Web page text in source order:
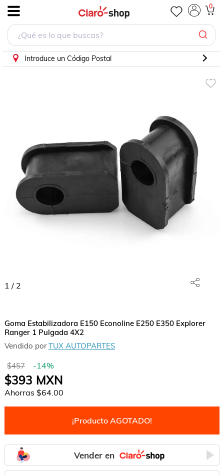
0
Introduce un Código Postal
1 / 2
Goma Estabilizadora E150 Econoline E250 E350 Explorer
Ranger 1 Pulgada 4X2
Vendido porTUX AUTOPARTES
$457 -14%
$393 MXN
Ahorras $64.00
¡Producto AGOTADO!
Vender en
Goma Estabilizadora E150 Econoline E250 E350 Explorer